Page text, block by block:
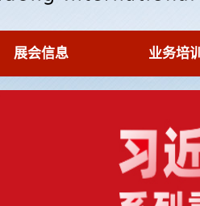
展会信息 业务培